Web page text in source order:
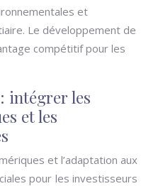
et
Le développement de
compétitif pour les
intégrer les
et les
et l’adaptation aux
pour les investisseurs